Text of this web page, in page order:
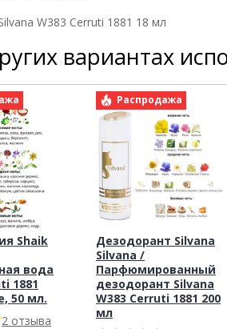
W383 Cerruti 1881 18 мл
вариантах
Shaik
вода
1881
50 мл.
2 отзыва
Распродажа
Дезодорант Silvana
Silvana /
Парфюмированный
дезодорант Silvana
W383 Cerruti 1881 200
мл